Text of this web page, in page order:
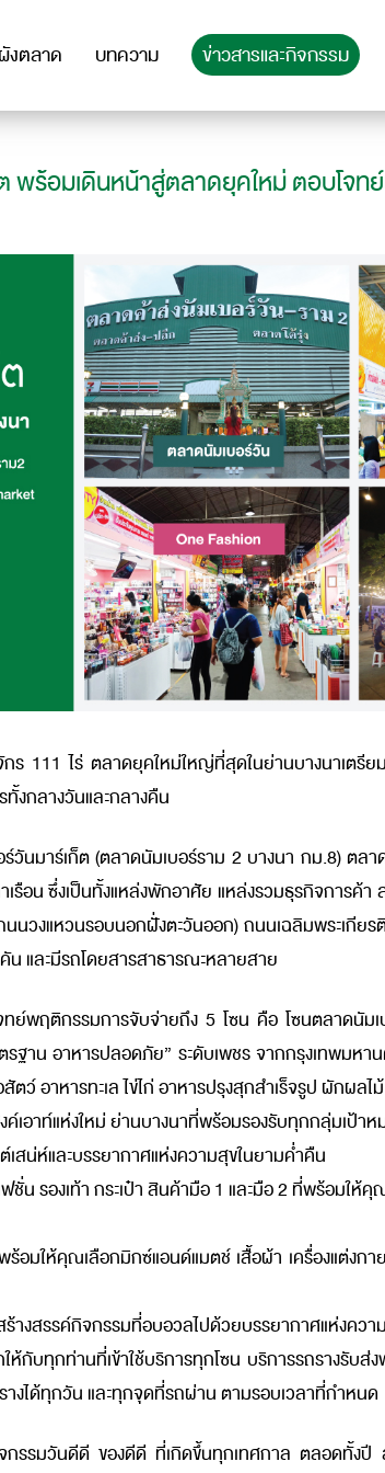
งตลาด บทความ ข่าวสารและกิจกรรม
พร้อมเดินหน้าสู่ตลาดยุคใหม่ ตอบโจท
111 ไร่ ตลาดยุคใหม่ใหญ่ที่สุดในย่านบางนาเตรี
งกลางวันและกลางคืน
มาร์เก็ต (ตลาดนัมเบอร์ราม 2 บางนา กม.8) ตล
เรือน ซึ่งเป็นทั้งแหล่งพักอาศัย แหล่งรวมธุรกิจกา
วงแหวนรอบนอกฝั่งตะวันออก) ถนนเฉลิมพระเกีย
น และมีรถโดยสารสาธารณะหลายสาย
ทย์พฤติกรรมการจับจ่ายถึง 5 โซน คือ โซนตลาดนั
ฐาน อาหารปลอดภัย” ระดับเพชร จากกรุงเทพมห
ว์ อาหารทะเล ไข่ไก่ อาหารปรุงสุกสำเร็จรูป ผักผล
เอาท์แห่งใหม่ ย่านบางนาที่พร้อมรองรับทุกกลุ่มเป้
สน่ห์และบรรยากาศแห่งความสุขในยามค่ำคืน
ชั่น รองเท้า กระเป๋า สินค้ามือ 1 และมือ 2 ที่พร้อม
มให้คุณเลือกมิกซ์แอนด์แมตช์ เสื้อผ้า เครื่องแต่งก
างสรรค์กิจกรรมที่อบอวลไปด้วยบรรยากาศแห่งค
กับทุกท่านที่เข้าใช้บริการทุกโซน บริการรถรางรับส่
งได้ทุกวัน และทุกจุดที่รถผ่าน ตามรอบเวลาที่กำหนด
รรมวันดีดี ของดีดี ที่เกิดขึ้นทุกเทศกาล ตลอดทั้งปี